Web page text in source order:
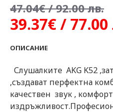
39.37€ / 77.00
47.04€ / 92.00 лв.
ОПИСАНИЕ
Слушалките AKG K52
,създават перфектна
качествен звук ,